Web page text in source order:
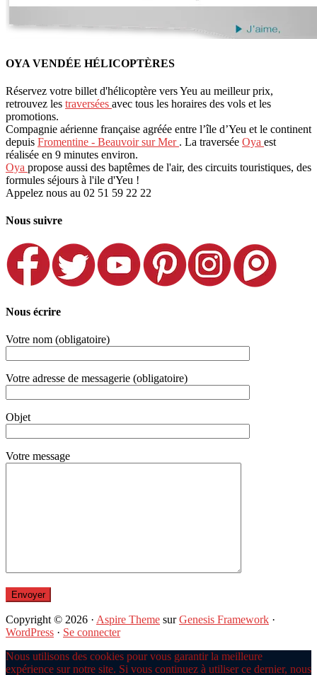
OYA VENDÉE HÉLICOPTÈRES
Réservez votre billet d'hélicoptère vers Yeu au meilleur prix,
retrouvez les traversées avec tous les horaires des vols et les
promotions.
Compagnie aérienne française agréée entre l’île d’Yeu et le continent
depuis Fromentine - Beauvoir sur Mer . La traversée Oya est
réalisée en 9 minutes environ.
Oya propose aussi des baptêmes de l'air, des circuits touristiques, des
formules séjours à l'ile d'Yeu !
Appelez nous au 02 51 59 22 22
Nous suivre
Nous écrire
Votre nom (obligatoire)
Votre adresse de messagerie (obligatoire)
Objet
Votre message
Copyright © 2026 · Aspire Theme surGenesis Framework ·
WordPress · Se connecter
Nous utilisons des cookies pour vous garantir la meilleure
expérience sur notre site. Si vous continuez à utiliser ce dernier, nous